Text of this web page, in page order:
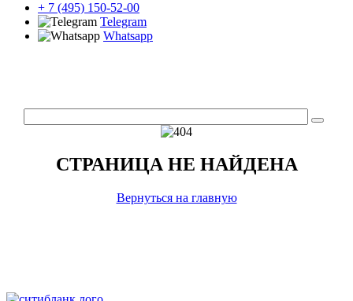
+ 7 (495) 150-52-00
Telegram
Whatsapp
СТРАНИЦА НЕ НАЙДЕНА
Вернуться на главную